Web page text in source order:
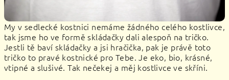
My v sedlecké kostnici nemáme žádného celého kostlivce,
tak jsme ho ve formě skládačky dali alespoň na tričko.
Jestli tě baví skládačky a jsi hračička, pak je právě toto
tričko to pravé kostnické pro Tebe. Je eko, bio, krásné,
vtipné a slušivé. Tak nečekej a měj kostlivce ve skříni.